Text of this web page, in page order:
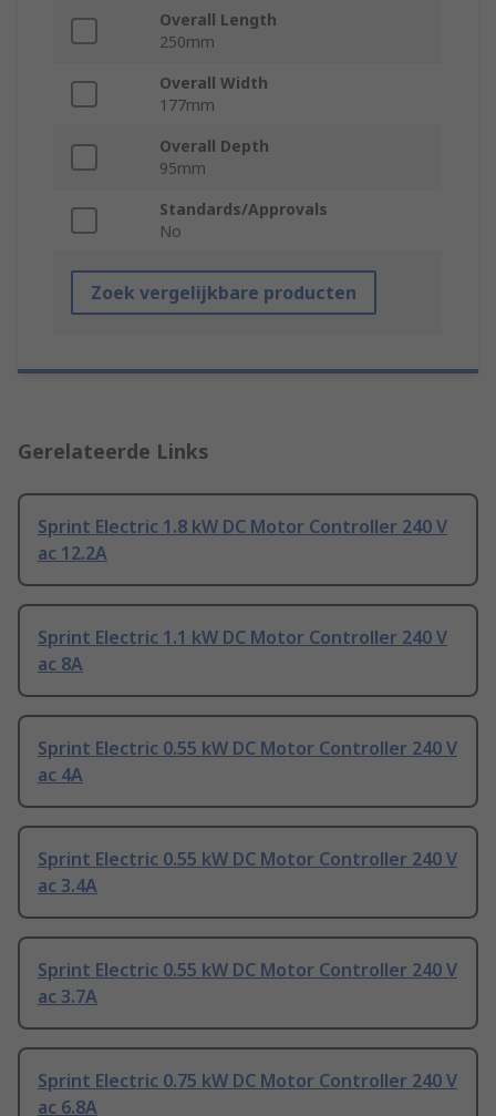
Overall Length
250mm
Overall Width
177mm
Overall Depth
95mm
Standards/Approvals
No
Zoek vergelijkbare producten
Gerelateerde Links
Sprint Electric 1.8 kW DC Motor Controller 240 V
ac 12.2A
Sprint Electric 1.1 kW DC Motor Controller 240 V
ac 8A
Sprint Electric 0.55 kW DC Motor Controller 240 V
ac 4A
Sprint Electric 0.55 kW DC Motor Controller 240 V
ac 3.4A
Sprint Electric 0.55 kW DC Motor Controller 240 V
ac 3.7A
Sprint Electric 0.75 kW DC Motor Controller 240 V
ac 6.8A